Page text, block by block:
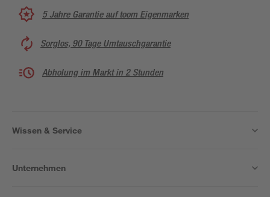
5 Jahre Garantie auf toom Eigenmarken
Sorglos, 90 Tage Umtauschgarantie
Abholung im Markt in 2 Stunden
Wissen & Service
Unternehmen